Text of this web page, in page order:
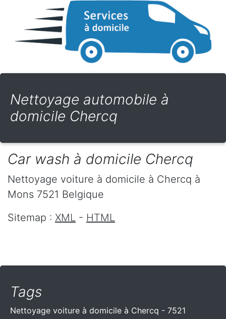
Nettoyage automobile à
domicile Chercq
Car wash à domicile Chercq
Nettoyage voiture à domicile à Chercq à
Mons 7521 Belgique
Sitemap : XML - HTML
Tags
Nettoyage voiture à domicile à Chercq - 7521